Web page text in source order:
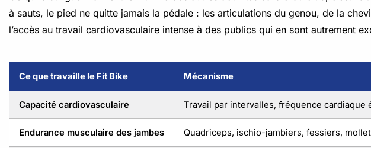
à sauts, le pied ne quitte jamais la pédale : les articulations du genou, de la
l’accès au travail cardiovasculaire intense à des publics qui en sont autrement
Ce que travaille le Fit Bike Mécanisme
Capacité cardiovasculaire Travail par intervalles, fréquence cardiaque
Endurance musculaire des jambes Quadriceps, ischio-jambiers, fessiers,